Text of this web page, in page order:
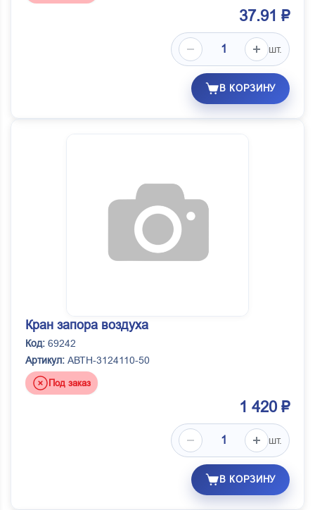
37.91 ₽
шт.
В КОРЗИНУ
Кран запора воздуха
Код: 69242
Артикул: АВТН-3124110-50
Под заказ
1 420 ₽
шт.
В КОРЗИНУ